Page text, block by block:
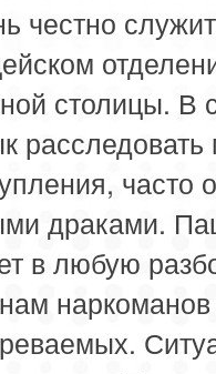
честно
столицы. В
часто
драками.
в любую